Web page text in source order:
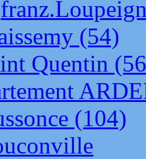
(54)
Quentin
(104)